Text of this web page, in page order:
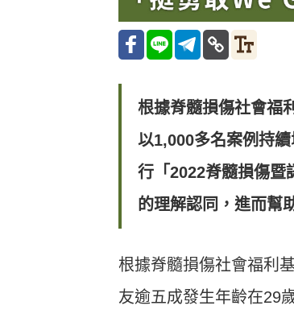
根據脊髓損傷社會福
以1,000多名案例持
行「2022脊髓損傷暨
的理解認同，進而幫
根據脊髓損傷社會福利
友逾五成發生年齡在29